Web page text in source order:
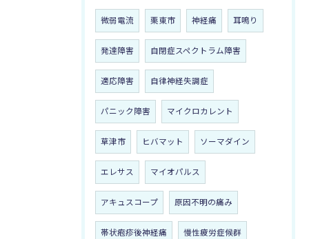
微弱電流 栗東市 神経痛 耳鳴り
発達障害 自閉症スペクトラム障害
適応障害 自律神経失調症
パニック障害 マイクロカレント
草津市 ヒバマット ソーマダイン
エレサス マイオパルス
アキュスコープ 原因不明の痛み
帯状疱疹後神経痛 慢性疲労症候群